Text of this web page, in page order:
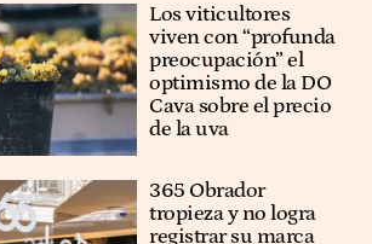
Los viticultores
viven con “profunda
preocupación” el
optimismo de la DO
Cava sobre el precio
de la uva
365 Obrador
tropieza y no logra
registrar su marca